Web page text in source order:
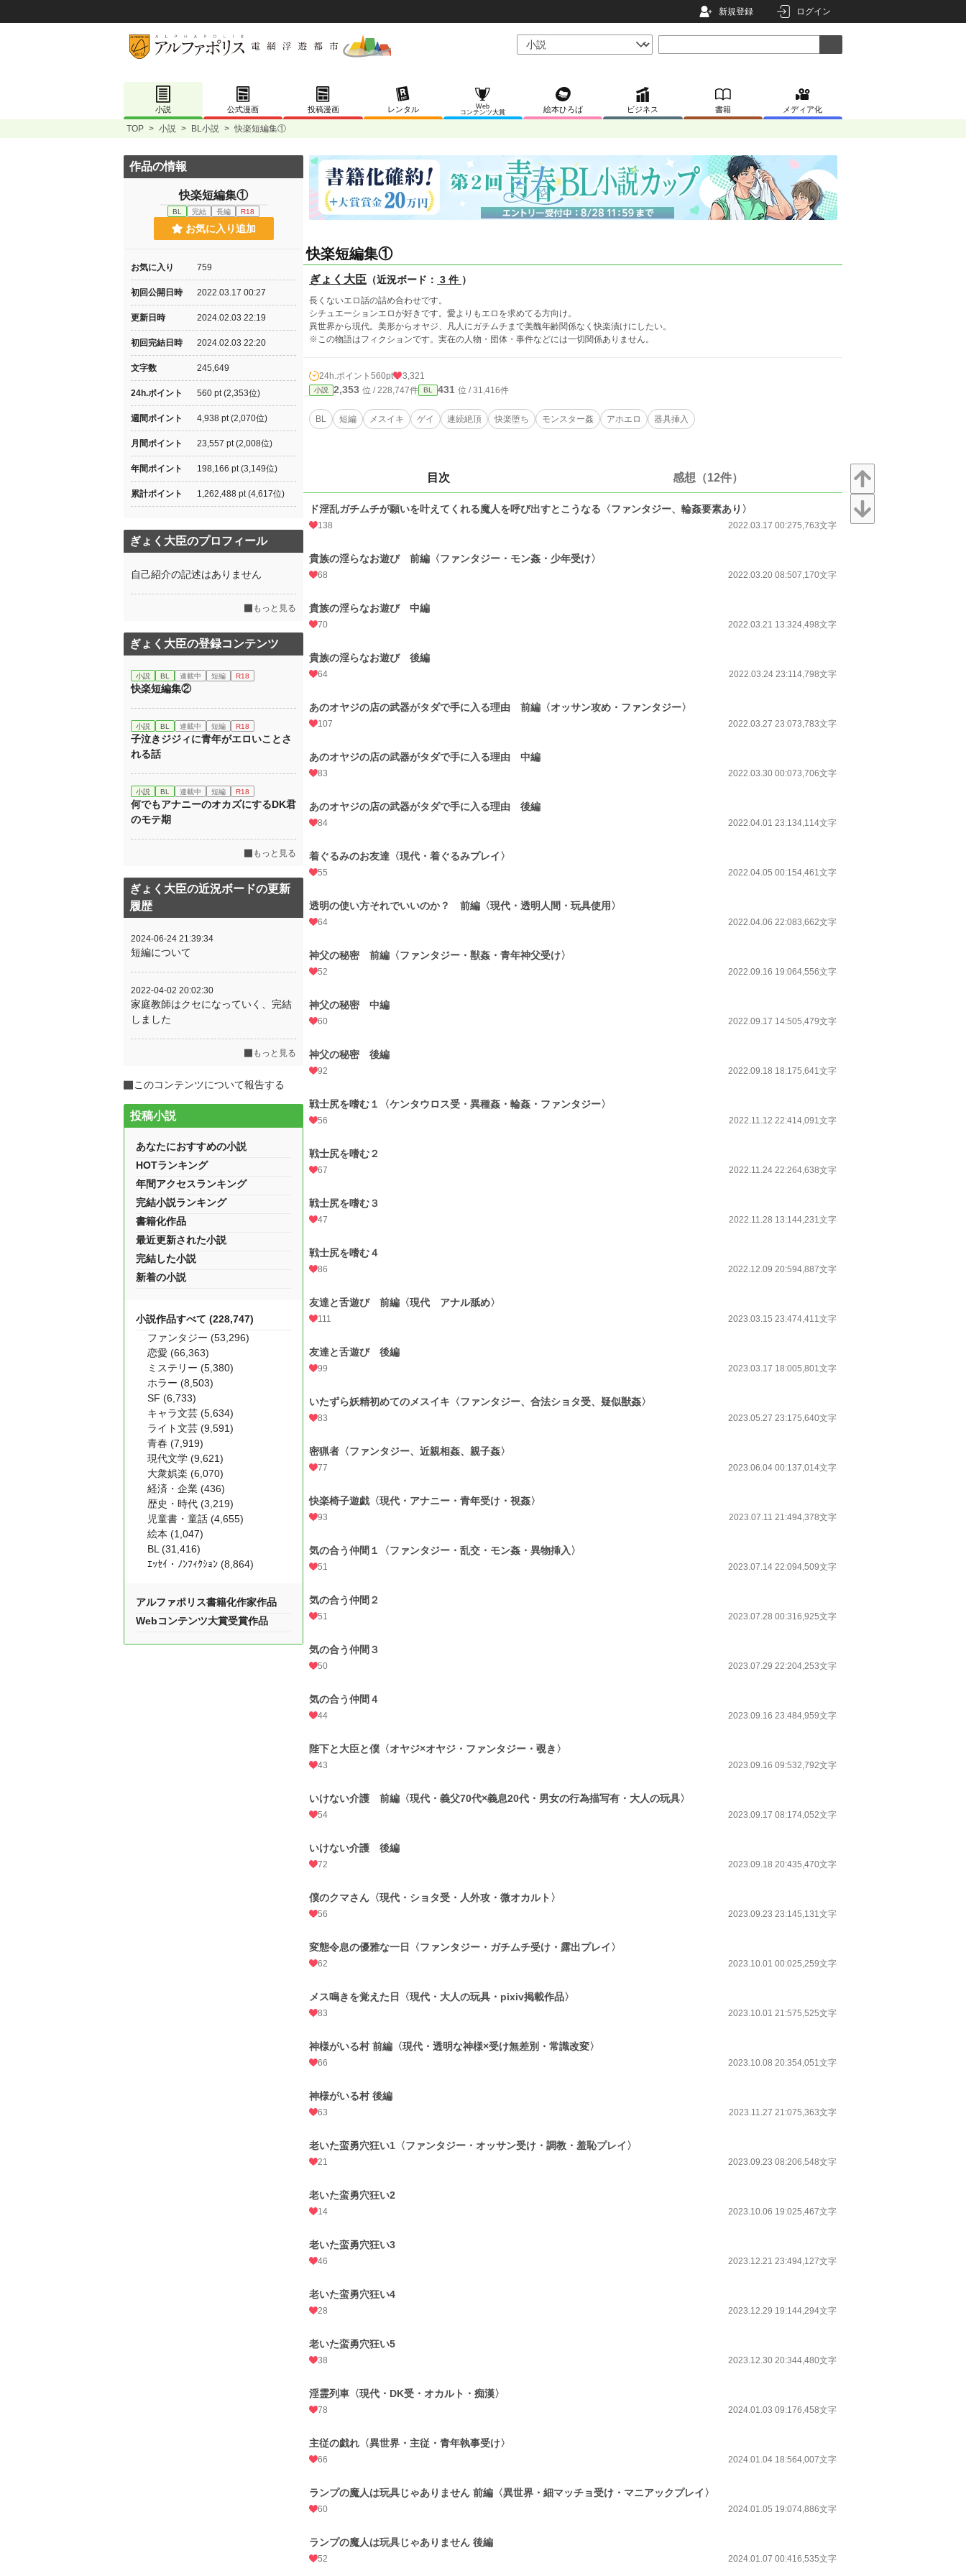
新規登録 ログイン
小説 公式漫画 投稿漫画 レンタル
Web
コンテンツ大賞
絵本ひろば ビジネス 書籍 メディア化
TOP > 小説 > BL小説 > 快楽短編集①
快楽短編集①
ぎょく大臣 （近況ボード： 3 件 ）
長くないエロ話の詰め合わせです。
シチュエーションエロが好きです。愛よりもエロを求めてる方向け。
異世界から現代。美形からオヤジ、凡人にガチムチまで美醜年齢関係なく快楽漬けにしたい。
※この物語はフィクションです。実在の人物・団体・事件などには一切関係ありません。
24h.ポイント 560pt 3,321
小説 2,353 位 / 228,747件 BL 431 位 / 31,416件
BL 短編 メスイキ ゲイ 連続絶頂 快楽堕ち モンスター姦 アホエロ 器具挿入
目次 感想（12件）
ド淫乱ガチムチが願いを叶えてくれる魔人を呼び出すとこうなる〈ファンタジー、輪姦要素あり〉
138 2022.03.17 00:275,763文字
貴族の淫らなお遊び 前編〈ファンタジー・モン姦・少年受け〉
68 2022.03.20 08:507,170文字
貴族の淫らなお遊び 中編
70 2022.03.21 13:324,498文字
貴族の淫らなお遊び 後編
64 2022.03.24 23:114,798文字
あのオヤジの店の武器がタダで手に入る理由 前編〈オッサン攻め・ファンタジー〉
107 2022.03.27 23:073,783文字
あのオヤジの店の武器がタダで手に入る理由 中編
83 2022.03.30 00:073,706文字
あのオヤジの店の武器がタダで手に入る理由 後編
84 2022.04.01 23:134,114文字
着ぐるみのお友達〈現代・着ぐるみプレイ〉
55 2022.04.05 00:154,461文字
透明の使い方それでいいのか？ 前編〈現代・透明人間・玩具使用〉
64 2022.04.06 22:083,662文字
神父の秘密 前編〈ファンタジー・獣姦・青年神父受け〉
52 2022.09.16 19:064,556文字
神父の秘密 中編
60 2022.09.17 14:505,479文字
神父の秘密 後編
92 2022.09.18 18:175,641文字
戦士尻を嗜む１〈ケンタウロス受・異種姦・輪姦・ファンタジー〉
56 2022.11.12 22:414,091文字
戦士尻を嗜む２
67 2022.11.24 22:264,638文字
戦士尻を嗜む３
47 2022.11.28 13:144,231文字
戦士尻を嗜む４
86 2022.12.09 20:594,887文字
友達と舌遊び 前編〈現代 アナル舐め〉
111 2023.03.15 23:474,411文字
友達と舌遊び 後編
99 2023.03.17 18:005,801文字
いたずら妖精初めてのメスイキ〈ファンタジー、合法ショタ受、疑似獣姦〉
83 2023.05.27 23:175,640文字
密猟者〈ファンタジー、近親相姦、親子姦〉
77 2023.06.04 00:137,014文字
快楽椅子遊戯〈現代・アナニー・青年受け・視姦〉
93 2023.07.11 21:494,378文字
気の合う仲間１〈ファンタジー・乱交・モン姦・異物挿入〉
51 2023.07.14 22:094,509文字
気の合う仲間２
51 2023.07.28 00:316,925文字
気の合う仲間３
50 2023.07.29 22:204,253文字
気の合う仲間４
44 2023.09.16 23:484,959文字
陛下と大臣と僕〈オヤジ×オヤジ・ファンタジー・覗き〉
43 2023.09.16 09:532,792文字
いけない介護 前編〈現代・義父70代×義息20代・男女の行為描写有・大人の玩具〉
54 2023.09.17 08:174,052文字
いけない介護 後編
72 2023.09.18 20:435,470文字
僕のクマさん〈現代・ショタ受・人外攻・微オカルト〉
56 2023.09.23 23:145,131文字
変態令息の優雅な一日〈ファンタジー・ガチムチ受け・露出プレイ〉
62 2023.10.01 00:025,259文字
メス鳴きを覚えた日〈現代・大人の玩具・pixiv掲載作品〉
83 2023.10.01 21:575,525文字
神様がいる村 前編〈現代・透明な神様×受け無差別・常識改変〉
66 2023.10.08 20:354,051文字
神様がいる村 後編
63 2023.11.27 21:075,363文字
老いた蛮勇穴狂い1〈ファンタジー・オッサン受け・調教・羞恥プレイ〉
21 2023.09.23 08:206,548文字
老いた蛮勇穴狂い2
14 2023.10.06 19:025,467文字
老いた蛮勇穴狂い3
46 2023.12.21 23:494,127文字
老いた蛮勇穴狂い4
28 2023.12.29 19:144,294文字
老いた蛮勇穴狂い5
38 2023.12.30 20:344,480文字
淫霊列車〈現代・DK受・オカルト・痴漢〉
78 2024.01.03 09:176,458文字
主従の戯れ〈異世界・主従・青年執事受け〉
66 2024.01.04 18:564,007文字
ランプの魔人は玩具じゃありません 前編〈異世界・細マッチョ受け・マニアックプレイ〉
60 2024.01.05 19:074,886文字
ランプの魔人は玩具じゃありません 後編
52 2024.01.07 00:416,535文字
作品の情報
快楽短編集①
BL 完結 長編 R18
お気に入り追加
お気に入り 759
初回公開日時 2022.03.17 00:27
更新日時 2024.02.03 22:19
初回完結日時 2024.02.03 22:20
文字数 245,649
24h.ポイント 560 pt (2,353位)
週間ポイント 4,938 pt (2,070位)
月間ポイント 23,557 pt (2,008位)
年間ポイント 198,166 pt (3,149位)
累計ポイント 1,262,488 pt (4,617位)
ぎょく大臣のプロフィール
自己紹介の記述はありません
もっと見る
ぎょく大臣の登録コンテンツ
小説 BL 連載中 短編 R18
快楽短編集②
小説 BL 連載中 短編 R18
子泣きジジィに青年がエロいことさ
れる話
小説 BL 連載中 短編 R18
何でもアナニーのオカズにするDK君
のモテ期
もっと見る
ぎょく大臣の近況ボードの更新
履歴
2024-06-24 21:39:34
短編について
2022-04-02 20:02:30
家庭教師はクセになっていく、完結
しました
もっと見る
このコンテンツについて報告する
投稿小説
あなたにおすすめの小説
HOTランキング
年間アクセスランキング
完結小説ランキング
書籍化作品
最近更新された小説
完結した小説
新着の小説
小説作品すべて (228,747)
ファンタジー (53,296)
恋愛 (66,363)
ミステリー (5,380)
ホラー (8,503)
SF (6,733)
キャラ文芸 (5,634)
ライト文芸 (9,591)
青春 (7,919)
現代文学 (9,621)
大衆娯楽 (6,070)
経済・企業 (436)
歴史・時代 (3,219)
児童書・童話 (4,655)
絵本 (1,047)
BL (31,416)
ｴｯｾｲ・ﾉﾝﾌｨｸｼｮﾝ (8,864)
アルファポリス書籍化作家作品
Webコンテンツ大賞受賞作品